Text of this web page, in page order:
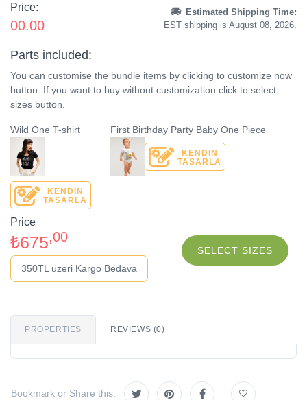
Price:
00.00
Estimated Shipping Time:
EST shipping is August 08, 2026.
Parts included:
You can customise the bundle items by clicking to customize now
button. If you want to buy without customization click to select
sizes button.
Wild One T-shirt
KENDIN
TASARLA
First Birthday Party Baby One Piece
KENDIN
TASARLA
Price
₺675,00
SELECT SIZES
350TL üzeri Kargo Bedava
PROPERTIES REVIEWS (0)
Bookmark or Share this: